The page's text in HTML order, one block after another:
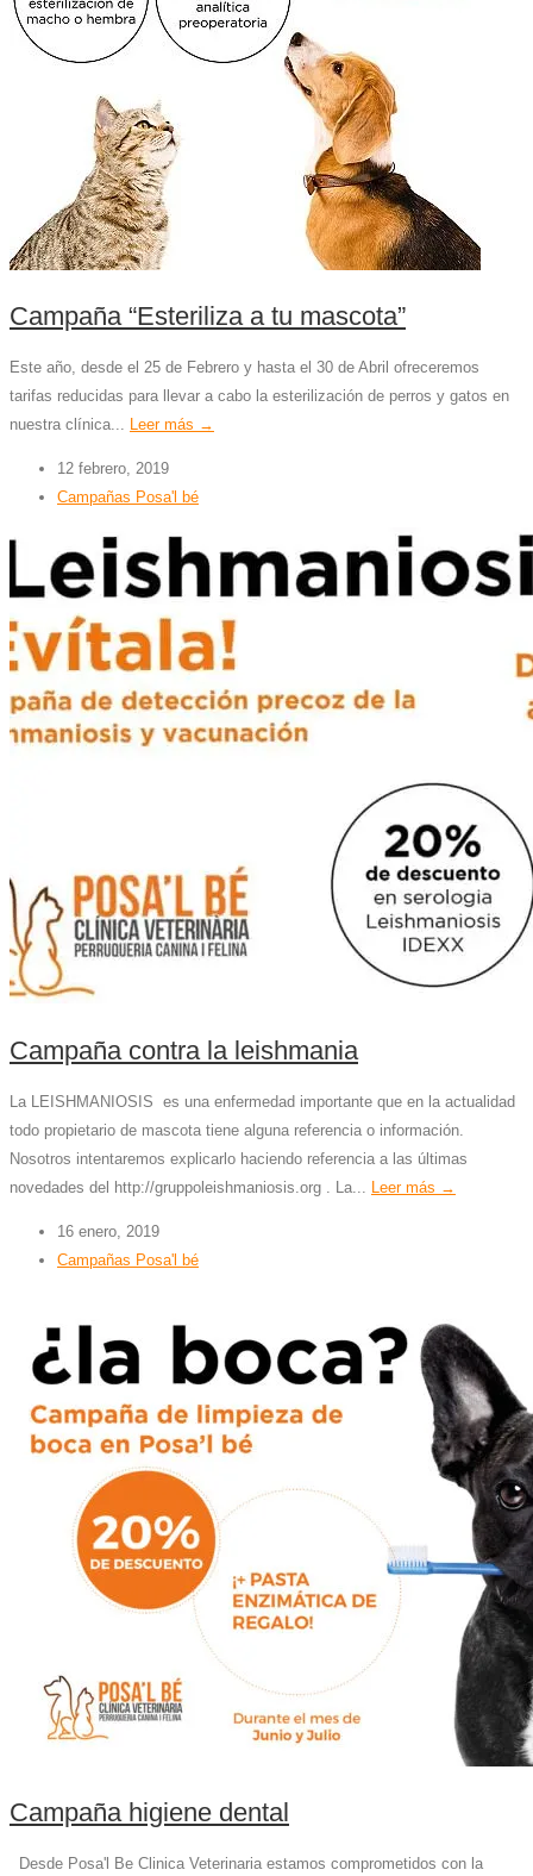
Campaña “Esteriliza a tu mascota”
Este año, desde el 25 de Febrero y hasta el 30 de Abril ofreceremos
tarifas reducidas para llevar a cabo la esterilización de perros y gatos en
nuestra clínica... Leer más →
12 febrero, 2019
Campañas Posa'l bé
Campaña contra la leishmania
La LEISHMANIOSIS es una enfermedad importante que en la actualidad
todo propietario de mascota tiene alguna referencia o información.
Nosotros intentaremos explicarlo haciendo referencia a las últimas
novedades del http://gruppoleishmaniosis.org . La...
Leer más →
16 enero, 2019
Campañas Posa'l bé
Campaña higiene dental
Desde Posa'l Be Clinica Veterinaria estamos comprometidos con la